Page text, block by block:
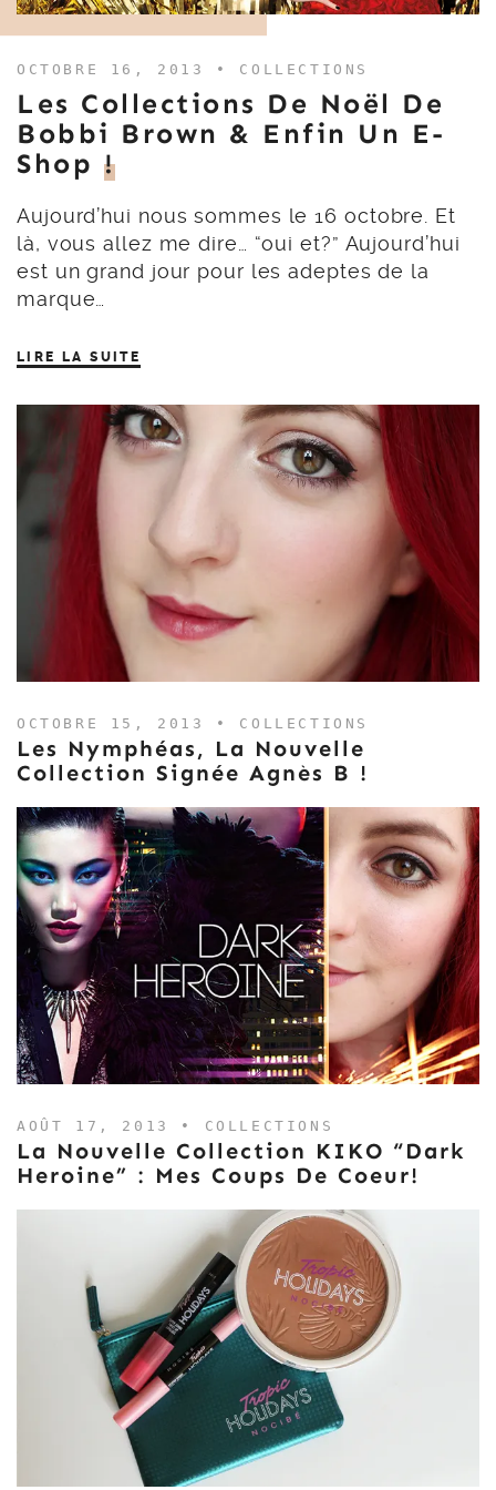
OCTOBRE 16, 2013 • COLLECTIONS
Les Collections De Noël De
Bobbi Brown & Enfin Un E-
Shop !
Aujourd’hui nous sommes le 16 octobre. Et
là, vous allez me dire… “oui et?” Aujourd’hui
est un grand jour pour les adeptes de la
marque…
LIRE LA SUITE
OCTOBRE 15, 2013 • COLLECTIONS
Les Nymphéas, La Nouvelle
Collection Signée Agnès B !
AOÛT 17, 2013 • COLLECTIONS
La Nouvelle Collection KIKO “Dark
Heroine” : Mes Coups De Coeur!